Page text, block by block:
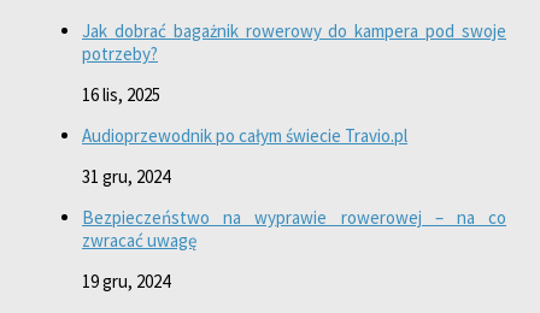
Jak dobrać bagażnik rowerowy do kampera pod swoje
potrzeby?
16 lis, 2025
Audioprzewodnik po całym świecie Travio.pl
31 gru, 2024
Bezpieczeństwo na wyprawie rowerowej – na co
zwracać uwagę
19 gru, 2024